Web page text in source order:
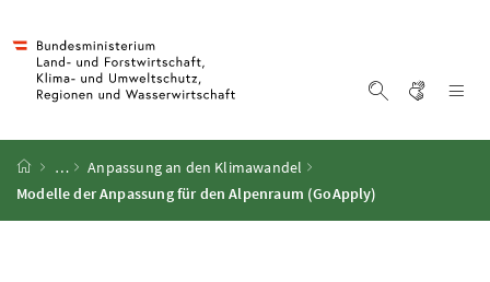
Startseite
…
Anpassung an den Klimawandel
Modelle der Anpassung für den Alpenraum (GoApply)